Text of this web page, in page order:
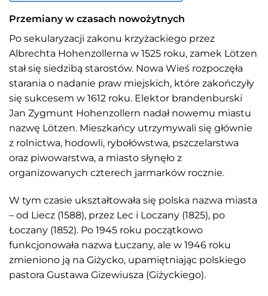
Przemiany w czasach nowożytnych
Po sekularyzacji zakonu krzyżackiego przez
Albrechta Hohenzollerna w 1525 roku, zamek Lötzen
stał się siedzibą starostów. Nowa Wieś rozpoczęła
starania o nadanie praw miejskich, które zakończyły
się sukcesem w 1612 roku. Elektor brandenburski
Jan Zygmunt Hohenzollern nadał nowemu miastu
nazwę Lötzen. Mieszkańcy utrzymywali się głównie
z rolnictwa, hodowli, rybołówstwa, pszczelarstwa
oraz piwowarstwa, a miasto słynęło z
organizowanych czterech jarmarków rocznie.
W tym czasie ukształtowała się polska nazwa miasta
– od Liecz (1588), przez Lec i Loczany (1825), po
Łoczany (1852). Po 1945 roku początkowo
funkcjonowała nazwa Łuczany, ale w 1946 roku
zmieniono ją na Giżycko, upamiętniając polskiego
pastora Gustawa Gizewiusza (Giżyckiego).